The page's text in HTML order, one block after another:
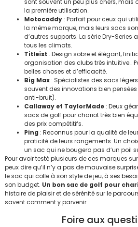
sont souvent un peu plus chers, mais
la première utilisation.
Motocaddy : Parfait pour ceux qui
la même marque, mais leurs sacs
d’autres supports. La série Dry-Series
tous les climats.
Titleist : Design sobre et élégant,
organisation des clubs très intuitive…
belles choses et d’efficacité.
Big Max : Spécialistes des sacs
souvent des innovations bien
anti-bruit).
Callaway et TaylorMade : Deux
sacs de golf pour chariot très bien
des prix compétitifs.
Ping : Reconnus pour la qualité de
praticité de leurs rangements. Un
un sac qui ne bougera pas d’un poil
Pour avoir testé plusieurs de ces marques
peux dire qu’il n’y a pas de mauvaise
le sac qui colle à son style de jeu, à ses
son budget. Un bon sac de golf pour
histoire de plaisir et de sérénité sur le
savent comment y parvenir.
Foire aux